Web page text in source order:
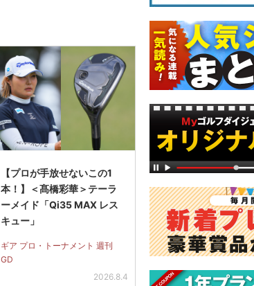
【プロが手放せないこの1
本！】＜髙橋彩華＞テーラ
ーメイド「Qi35 MAX レス
キュー」
ギア プロ・トーナメント 週刊
GD
2026.8.4